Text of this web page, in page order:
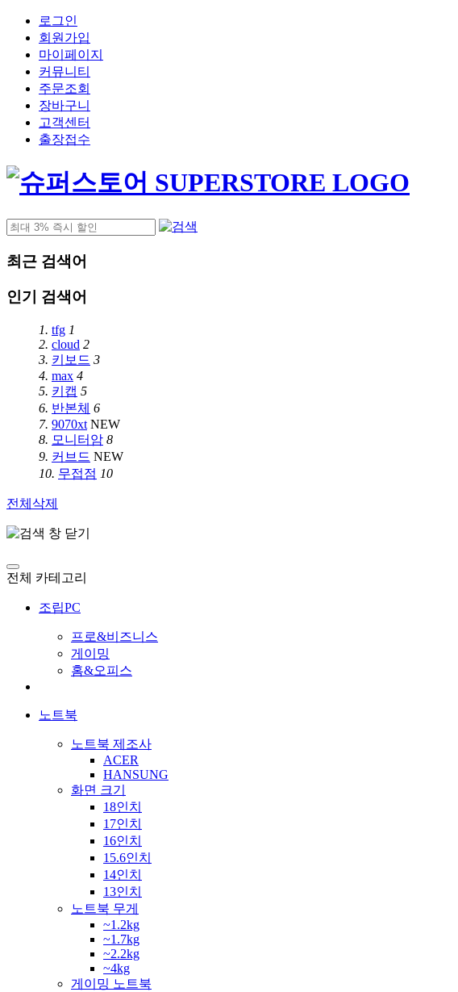
로그인
회원가입
마이페이지
커뮤니티
주문조회
장바구니
고객센터
출장접수
최근 검색어
인기 검색어
1. tfg 1
2. cloud 2
3. 키보드 3
4. max 4
5. 키캡 5
6. 반본체 6
7. 9070xt NEW
8. 모니터암 8
9. 커브드 NEW
10. 무접점 10
전체삭제
전체 카테고리
조립PC
프로&비즈니스
게이밍
홈&오피스
노트북
노트북 제조사
ACER
HANSUNG
화면 크기
18인치
17인치
16인치
15.6인치
14인치
13인치
노트북 무게
~1.2kg
~1.7kg
~2.2kg
~4kg
게이밍 노트북